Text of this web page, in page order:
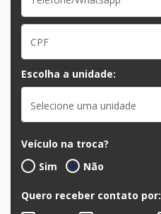
Escolha a unidade:
Selecione uma unidade
Veículo na troca?
Sim
Não
Quero receber contato por: